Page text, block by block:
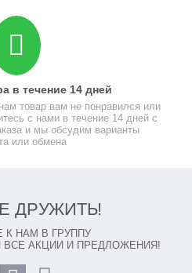
в течение 14 дней
товар вам не понравился или
с нами в течение 14 дней с
и мы обсудим варианты
или обмена
ДРУЖИТЬ!
К НАМ В ГРУППУ
ВСЕ АКЦИИ И ПРЕДЛОЖЕНИЯ!